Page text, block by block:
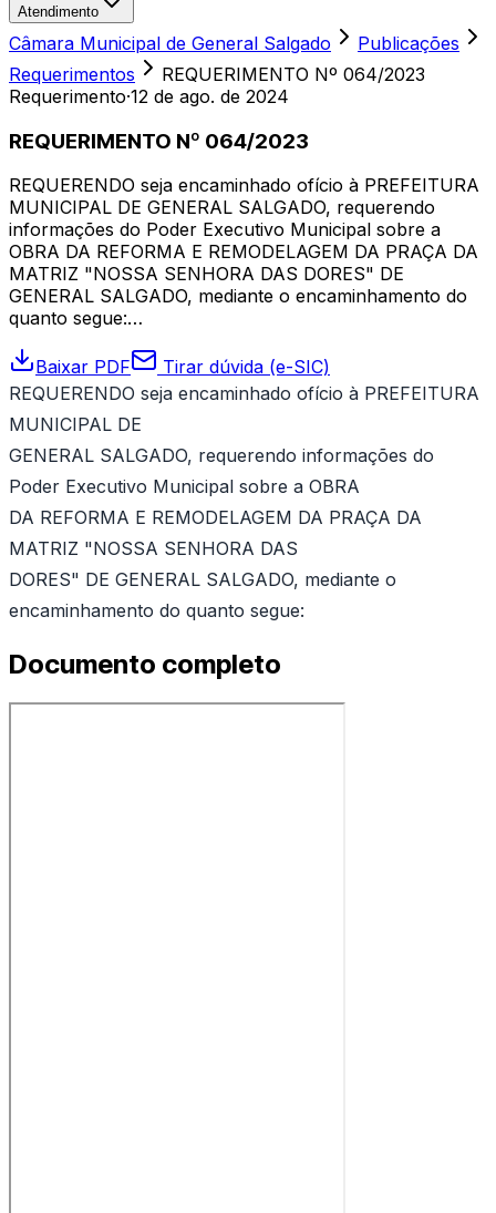
Atendimento
Câmara Municipal de General Salgado
Publicações
Requerimentos
REQUERIMENTO Nº 064/2023
Requerimento·12 de ago. de 2024
REQUERIMENTO Nº 064/2023
REQUERENDO seja encaminhado ofício à PREFEITURA
MUNICIPAL DE GENERAL SALGADO, requerendo
informações do Poder Executivo Municipal sobre a
OBRA DA REFORMA E REMODELAGEM DA PRAÇA DA
MATRIZ "NOSSA SENHORA DAS DORES" DE
GENERAL SALGADO, mediante o encaminhamento do
quanto segue:…
Baixar PDF
Tirar dúvida (e-SIC)
REQUERENDO seja encaminhado ofício à PREFEITURA
MUNICIPAL DE
GENERAL SALGADO, requerendo informações do
Poder Executivo Municipal sobre a OBRA
DA REFORMA E REMODELAGEM DA PRAÇA DA
MATRIZ "NOSSA SENHORA DAS
DORES" DE GENERAL SALGADO, mediante o
encaminhamento do quanto segue:
Documento completo